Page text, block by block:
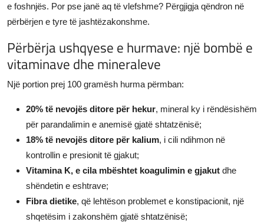
e foshnjës. Por pse janë aq të vlefshme? Përgjigja qëndron në
përbërjen e tyre të jashtëzakonshme.
Përbërja ushqyese e hurmave: një bombë e
vitaminave dhe mineraleve
Një portion prej 100 gramësh hurma përmban:
20% të nevojës ditore për hekur, mineral ky i rëndësishëm
për parandalimin e anemisë gjatë shtatzënisë;
18% të nevojës ditore për kalium, i cili ndihmon në
kontrollin e presionit të gjakut;
Vitamina K, e cila mbështet koagulimin e gjakut dhe
shëndetin e eshtrave;
Fibra dietike, që lehtëson problemet e konstipacionit, një
shqetësim i zakonshëm gjatë shtatzënisë;